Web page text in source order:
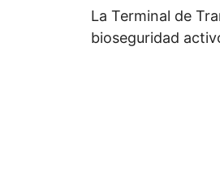
La Terminal de
bioseguridad